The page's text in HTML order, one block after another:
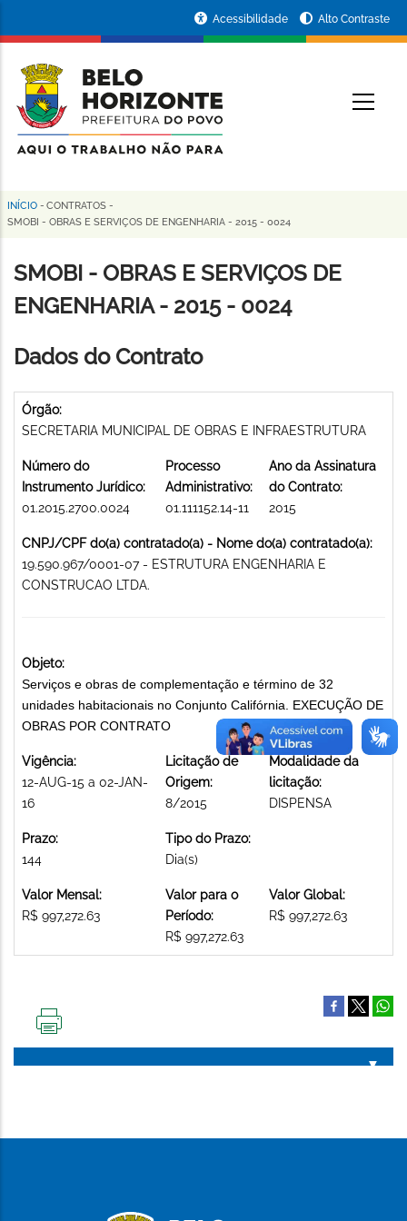
conteúdo
principal
da
Prefeitura
de
Horizonte
Acessibilidade Alto Contraste
Trilha
navegação
INÍCIO - CONTRATOS -
SMOBI - OBRAS E SERVIÇOS DE ENGENHARIA - 2015 - 0024
SMOBI - OBRAS E SERVIÇOS DE
ENGENHARIA - 2015 - 0024
Dados do Contrato
Órgão:
SECRETARIA MUNICIPAL DE OBRAS E INFRAESTRUTURA
Número do
Instrumento Jurídico:
01.2015.2700.0024
Processo
Administrativo:
01.111152.14-11
Ano da Assinatura
do Contrato:
2015
CNPJ/CPF do(a) contratado(a) - Nome do(a) contratado(a):
19.590.967/0001-07 - ESTRUTURA ENGENHARIA E
CONSTRUCAO LTDA.
Objeto:
Serviços e obras de complementação e término de 32
unidades habitacionais no Conjunto Califórnia. EXECUÇÃO DE
OBRAS POR CONTRATO
Vigência:
12-AUG-15 a 02-JAN-
16
Licitação de
Origem:
8/2015
Modalidade da
licitação:
DISPENSA
Prazo:
144
Tipo do Prazo:
Dia(s)
Valor Mensal:
R$ 997,272.63
Valor para o
Período:
R$ 997,272.63
Valor Global:
R$ 997,272.63
PÁGINA